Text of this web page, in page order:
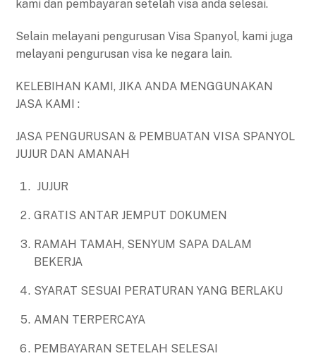
kami dan pembayaran setelah visa anda selesai.
Selain melayani pengurusan Visa Spanyol, kami juga
melayani pengurusan visa ke negara lain.
KELEBIHAN KAMI, JIKA ANDA MENGGUNAKAN
JASA KAMI :
JASA PENGURUSAN & PEMBUATAN VISA SPANYOL
JUJUR DAN AMANAH
JUJUR
GRATIS ANTAR JEMPUT DOKUMEN
RAMAH TAMAH, SENYUM SAPA DALAM
BEKERJA
SYARAT SESUAI PERATURAN YANG BERLAKU
AMAN TERPERCAYA
PEMBAYARAN SETELAH SELESAI